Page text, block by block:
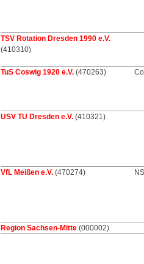
TSV Rotation Dresden 1990 e.V.
(410310)
TuS Coswig 1920 e.V. (470263)
USV TU Dresden e.V. (410321)
VfL Meißen e.V. (470274)
Region Sachsen-Mitte (000002)